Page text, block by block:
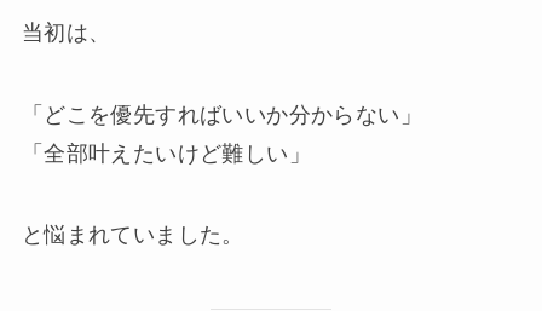
当初は、
「どこを優先すればいいか分からない」
「全部叶えたいけど難しい」
と悩まれていました。